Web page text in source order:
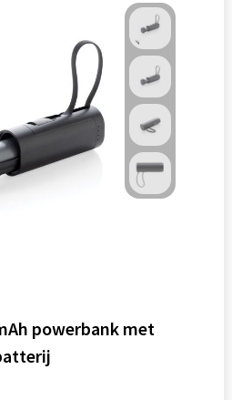
powerbank met